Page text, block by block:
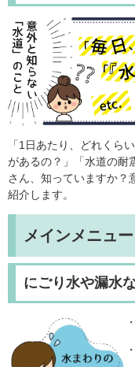
「1日あたり、どれくら
があるの？」「水道の耐
さん、知っていますか？
紹介します。
メインメニュー
にごり水や漏水
・
・